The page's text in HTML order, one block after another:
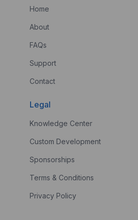
Home
About
FAQs
Support
Contact
Legal
Knowledge Center
Custom Development
Sponsorships
Terms & Conditions
Privacy Policy